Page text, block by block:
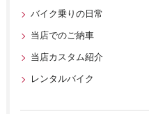
バイク乗りの日常
当店でのご納車
当店カスタム紹介
レンタルバイク